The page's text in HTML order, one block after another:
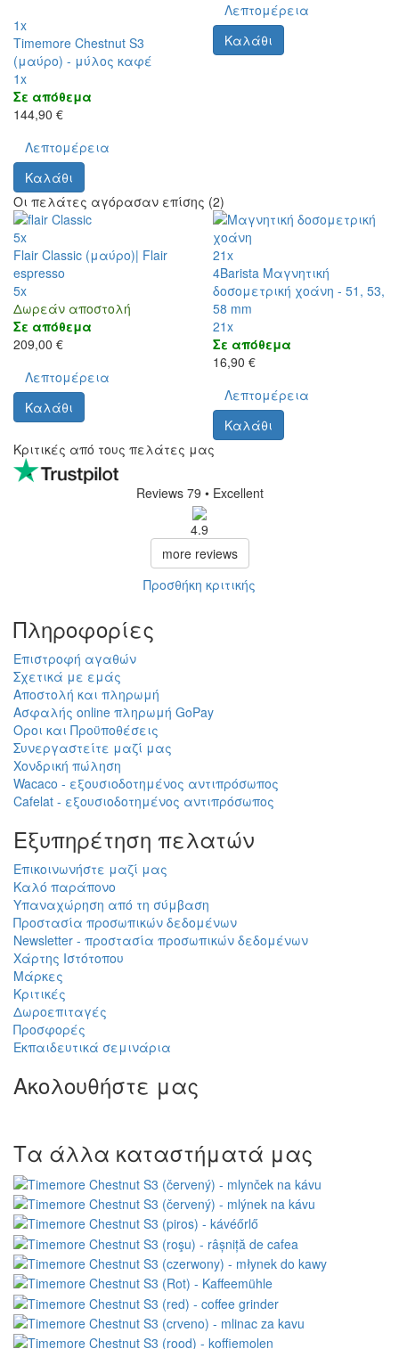
1x
Timemore Chestnut S3
(μαύρο) - μύλος καφέ
1x
Σε απόθεμα
144,90 €
Λεπτομέρεια
Καλάθι
Λεπτομέρεια
Καλάθι
Οι πελάτες αγόρασαν επίσης (2)
5x
Flair Classic (μαύρο)| Flair
espresso
5x
Δωρεάν αποστολή
Σε απόθεμα
209,00 €
Λεπτομέρεια
Καλάθι
21x
4Barista Μαγνητική
δοσομετρική χοάνη - 51, 53,
58 mm
21x
Σε απόθεμα
16,90 €
Λεπτομέρεια
Καλάθι
Κριτικές από τους πελάτες μας
Reviews 79 • Excellent
4.9
more reviews
Προσθήκη κριτικής
Πληροφορίες
Επιστροφή αγαθών
Σχετικά με εμάς
Αποστολή και πληρωμή
Ασφαλής online πληρωμή GoPay
Οροι και Προϋποθέσεις
Συνεργαστείτε μαζί μας
Χονδρική πώληση
Wacaco - εξουσιοδοτημένος αντιπρόσωπος
Cafelat - εξουσιοδοτημένος αντιπρόσωπος
Εξυπηρέτηση πελατών
Επικοινωνήστε μαζί μας
Καλό παράπονο
Υπαναχώρηση από τη σύμβαση
Προστασία προσωπικών δεδομένων
Newsletter - προστασία προσωπικών δεδομένων
Χάρτης Ιστότοπου
Μάρκες
Κριτικές
Δωροεπιταγές
Προσφορές
Εκπαιδευτικά σεμινάρια
Ακολουθήστε μας
Τα άλλα καταστήματά μας